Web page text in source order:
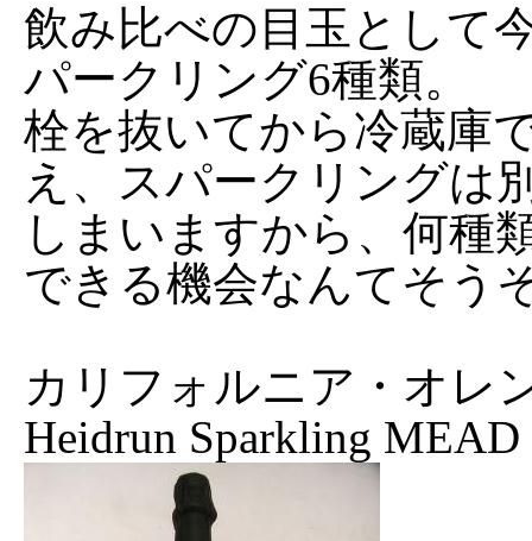
飲み比べの目玉として
パークリング6種類。
栓を抜いてから冷蔵庫
え、スパークリングは
しまいますから、何種
できる機会なんてそう
カリフォルニア・オレ
Heidrun Sparkling MEAD